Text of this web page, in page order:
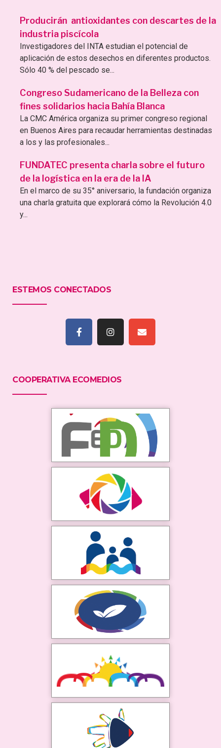
Producirán antioxidantes con descartes de la
industria piscícola
Investigadores del INTA estudian el potencial de
aplicación de estos desechos en diferentes productos.
Sólo 40 % del pescado se...
Congreso Sudamericano de la Belleza con
fines solidarios hacia Bahía Blanca
La CMC América organiza su primer congreso regional
en Buenos Aires para recaudar herramientas destinadas
a los y las profesionales...
FUNDATEC presenta charla sobre el futuro
de la logística en la era de la IA
En el marco de su 35° aniversario, la fundación organiza
una charla gratuita que explorará cómo la Revolución 4.0
y...
ESTEMOS CONECTADOS
COOPERATIVA ECOMEDIOS